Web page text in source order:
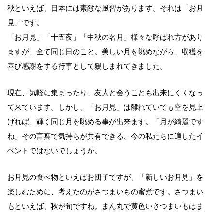
秋といえば、日本には素敵な風習があります。それは「お月
見」です。
「お月見」「十五夜」「中秋の名月」様々な呼ばれ方があり
ますが、全て同じ日のこと。美しい月を眺めながら、収穫を
喜び感謝をする行事として親しまれてきました。
現在、気軽に集まったり、友人と会うことも出来にくくなっ
て来ています。しかし、「お月見」は離れていても空を見上
げれば、輝く同じ月を眺める事が出来ます。「月が綺麗です
ね」その言葉で気持ちが共有できる、今の私たちに適したイ
ベントではないでしょうか。
お月見の食べ物といえばお団子ですが、「新しいお月見」を
楽しむために、考えたのがさつまいもの蜜煮です。さつまい
もといえば、秋が旬ですね。まん丸で黄色いさつまいもはま